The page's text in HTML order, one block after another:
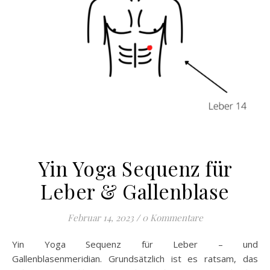
Yin Yoga Sequenz für
Leber & Gallenblase
Februar 14, 2023 / 0 Kommentare
Yin Yoga Sequenz für Leber – und
Gallenblasenmeridian. Grundsätzlich ist es ratsam, das